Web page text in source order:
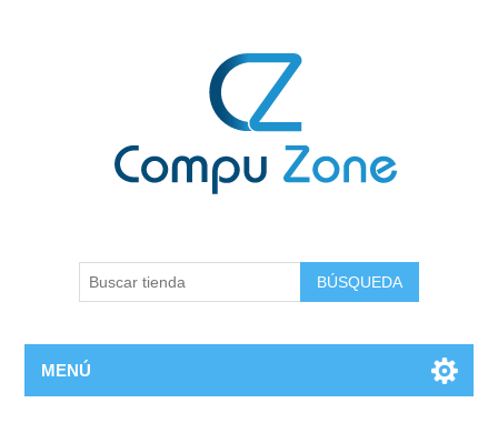
BÚSQUEDA
MENÚ